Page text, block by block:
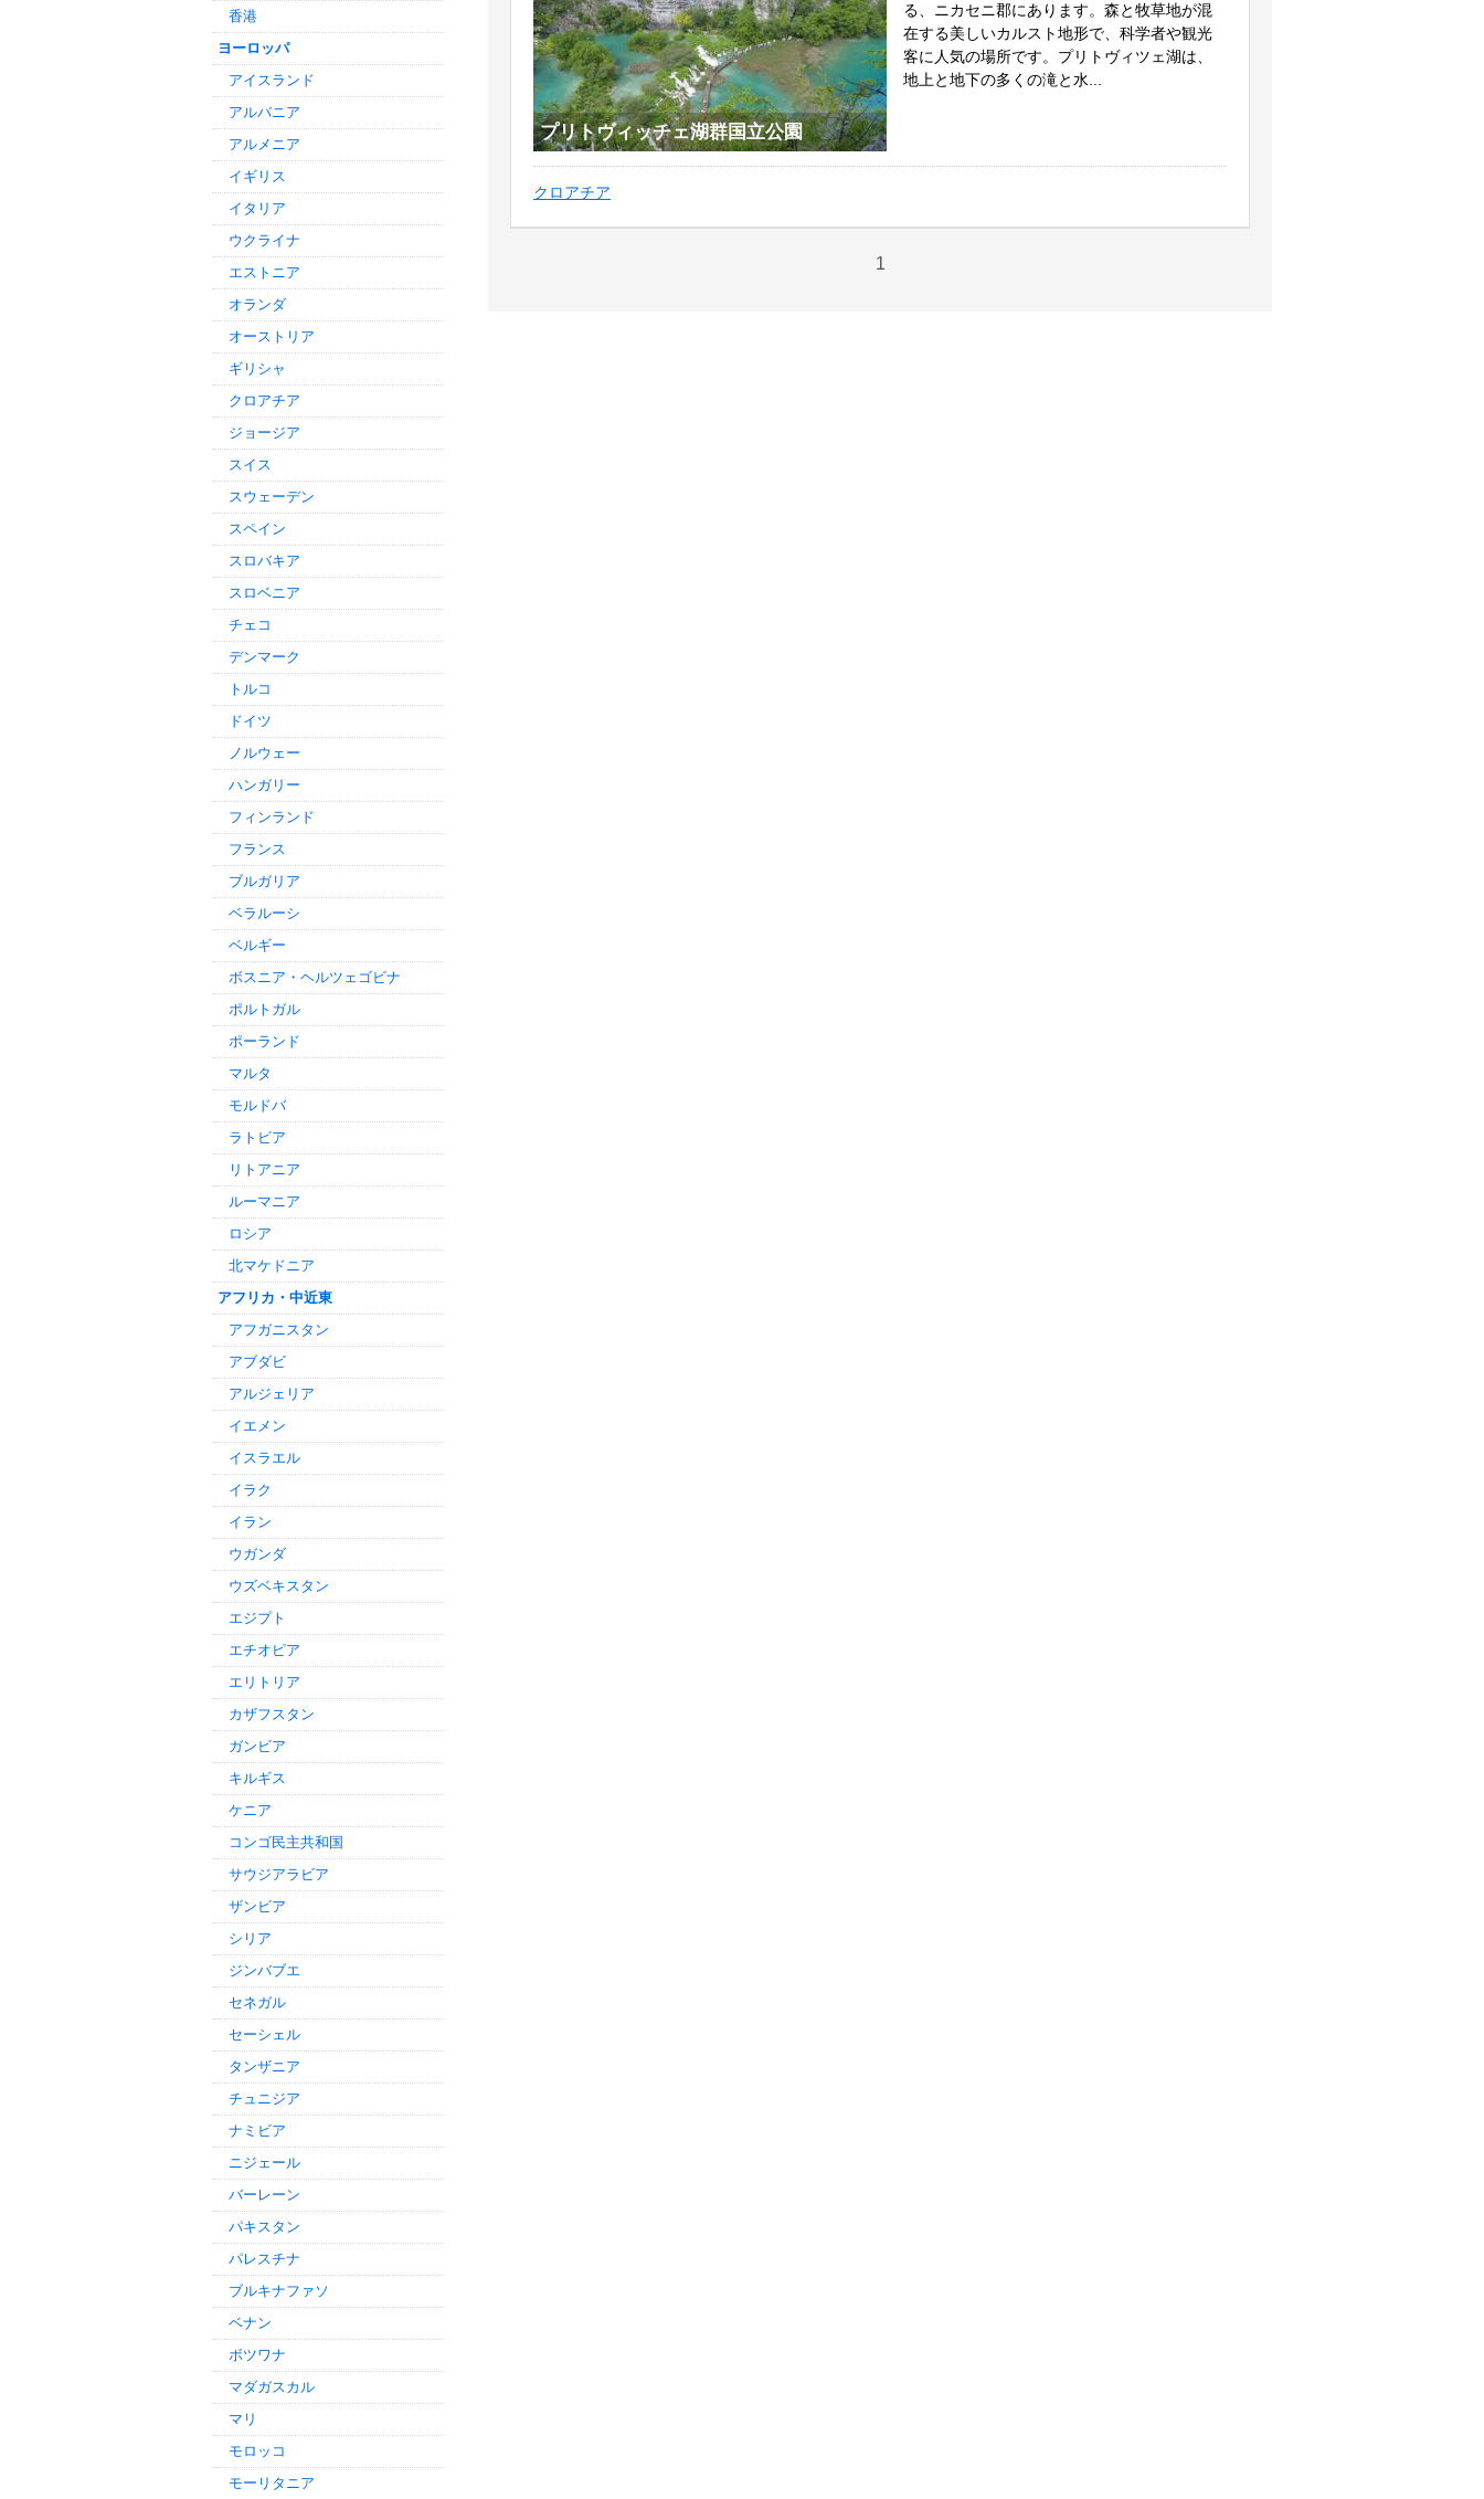
プリトヴィッチェ湖群国立公園
る、ニカセニ郡にあります。森と牧草地が混
在する美しいカルスト地形で、科学者や観光
客に人気の場所です。プリトヴィツェ湖は、
地上と地下の多くの滝と水...
クロアチア
1
香港
ヨーロッパ
アイスランド
アルバニア
アルメニア
イギリス
イタリア
ウクライナ
エストニア
オランダ
オーストリア
ギリシャ
クロアチア
ジョージア
スイス
スウェーデン
スペイン
スロバキア
スロベニア
チェコ
デンマーク
トルコ
ドイツ
ノルウェー
ハンガリー
フィンランド
フランス
ブルガリア
ベラルーシ
ベルギー
ボスニア・ヘルツェゴビナ
ポルトガル
ポーランド
マルタ
モルドバ
ラトビア
リトアニア
ルーマニア
ロシア
北マケドニア
アフリカ・中近東
アフガニスタン
アブダビ
アルジェリア
イエメン
イスラエル
イラク
イラン
ウガンダ
ウズベキスタン
エジプト
エチオピア
エリトリア
カザフスタン
ガンビア
キルギス
ケニア
コンゴ民主共和国
サウジアラビア
ザンビア
シリア
ジンバブエ
セネガル
セーシェル
タンザニア
チュニジア
ナミビア
ニジェール
バーレーン
パキスタン
パレスチナ
ブルキナファソ
ベナン
ボツワナ
マダガスカル
マリ
モロッコ
モーリタニア